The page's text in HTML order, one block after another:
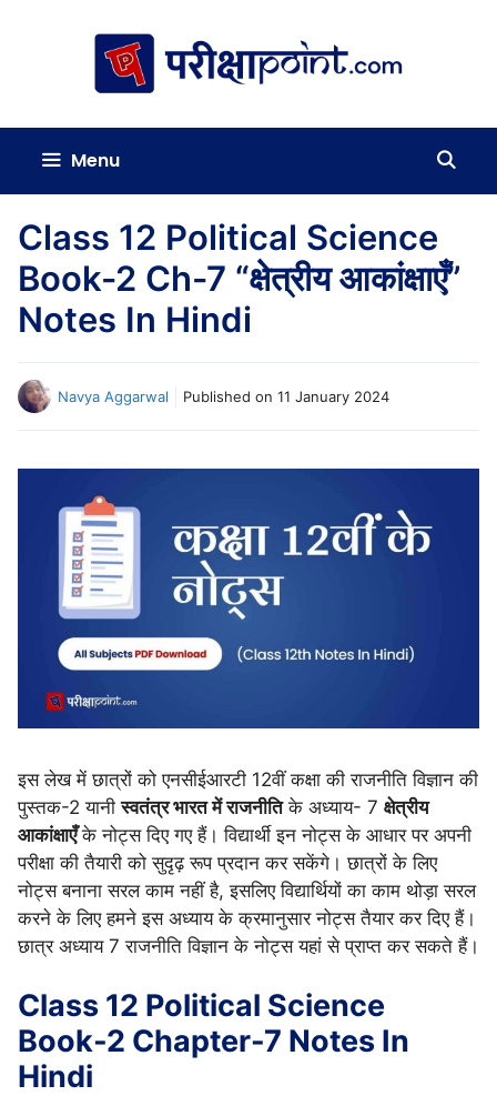
Menu
Class 12 Political Science
Book-2 Ch-7 “क्षेत्रीय आकांक्षाएँ”
Notes In Hindi
Navya Aggarwal Published on 11 January 2024
इस लेख में छात्रों को एनसीईआरटी 12वीं कक्षा की राजनीति विज्ञान की
पुस्तक-2 यानीस्वतंत्र भारत में राजनीतिके अध्याय- 7 क्षेत्रीय
आकांक्षाएँके नोट्स दिए गए हैं। विद्यार्थी इन नोट्स के आधार पर अपनी
परीक्षा की तैयारी को सुदृढ़ रूप प्रदान कर सकेंगे। छात्रों के लिए
नोट्स बनाना सरल काम नहीं है, इसलिए विद्यार्थियों का काम थोड़ा सरल
करने के लिए हमने इस अध्याय के क्रमानुसार नोट्स तैयार कर दिए हैं।
छात्र अध्याय 7 राजनीति विज्ञान के नोट्स यहां से प्राप्त कर सकते हैं।
Class 12 Political Science
Book-2 Chapter-7 Notes In
Hindi